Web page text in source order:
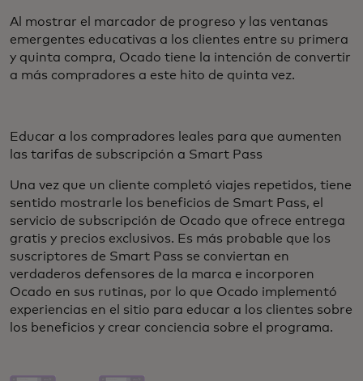
Al mostrar el marcador de progreso y las ventanas
emergentes educativas a los clientes entre su primera
y quinta compra, Ocado tiene la intención de convertir
a más compradores a este hito de quinta vez.
Educar a los compradores leales para que aumenten
las tarifas de subscripción a Smart Pass
Una vez que un cliente completó viajes repetidos, tiene
sentido mostrarle los beneficios de Smart Pass, el
servicio de subscripción de Ocado que ofrece entrega
gratis y precios exclusivos. Es más probable que los
suscriptores de Smart Pass se conviertan en
verdaderos defensores de la marca e incorporen
Ocado en sus rutinas, por lo que Ocado implementó
experiencias en el sitio para educar a los clientes sobre
los beneficios y crear conciencia sobre el programa.